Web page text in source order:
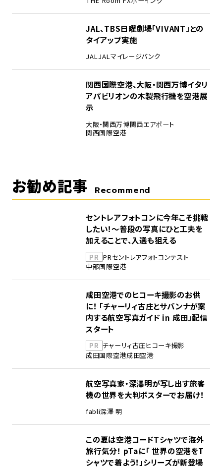
JAL、TBS日曜劇場「VIVANT」との
タイアップ実施
JALJALマイレージバンク
関西国際空港、大阪・関西万博イタリ
アパビリオンの木製飛行機を空港展
示
大阪・関西万博関西エアポート
関西国際空港
お勧め記事 Recommend
セントレアフォトコンに今年こそ挑戦
したい！～普段の写真にひと工夫を
加えることで、入選も狙える
PR PRセントレアフォトコンテスト
中部国際空港
成田空港でのヒコーキ撮影のお供
に！ 「チャーリィ古庄とサバンナが案
内する航空写真ガイド in 成田」配信
スタート
PR チャーリィ古庄ヒコーキ撮影
成田国際空港成田空港
航空写真家・深澤明が写し出す旅客
機の世界を大判ポスターでお届け！
fabli深澤 明
この夏は空港コードTシャツで海外
旅行気分！ pTaに「 世界の空港をT
シャツで着よう！」シリーズが新登場